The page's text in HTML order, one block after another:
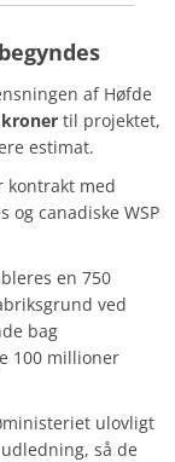
af Høfde
til projektet,
estimat.
kontrakt med
og canadiske WSP
en 750
ved
bag
100 millioner
ulovligt
så de